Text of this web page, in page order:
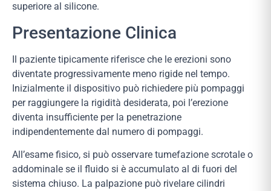
superiore al silicone.
Presentazione Clinica
Il paziente tipicamente riferisce che le erezioni sono
diventate progressivamente meno rigide nel tempo.
Inizialmente il dispositivo può richiedere più pompaggi
per raggiungere la rigidità desiderata, poi l’erezione
diventa insufficiente per la penetrazione
indipendentemente dal numero di pompaggi.
All’esame fisico, si può osservare tumefazione scrotale o
addominale se il fluido si è accumulato al di fuori del
sistema chiuso. La palpazione può rivelare cilindri